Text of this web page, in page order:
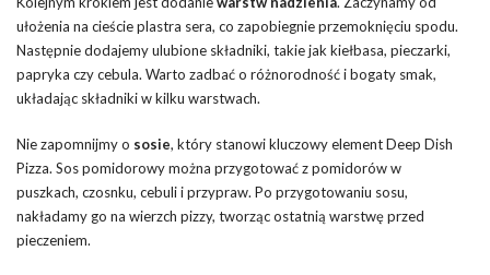
ułożenia na cieście plastra sera, co zapobiegnie przemoknięciu spodu.
Następnie dodajemy ulubione składniki, takie jak kiełbasa, pieczarki,
papryka czy cebula. Warto zadbać o różnorodność i bogaty smak,
układając składniki w kilku warstwach.
Nie zapomnijmy o sosie, który stanowi kluczowy element Deep Dish
Pizza. Sos pomidorowy można przygotować z pomidorów w
puszkach, czosnku, cebuli i przypraw. Po przygotowaniu sosu,
nakładamy go na wierzch pizzy, tworząc ostatnią warstwę przed
pieczeniem.